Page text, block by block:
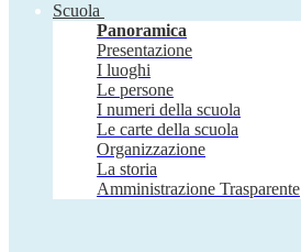
Scuola
Panoramica
Presentazione
I luoghi
Le persone
I numeri della scuola
Le carte della scuola
Organizzazione
La storia
Amministrazione Trasparente